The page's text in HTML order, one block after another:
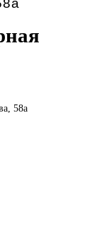
58а